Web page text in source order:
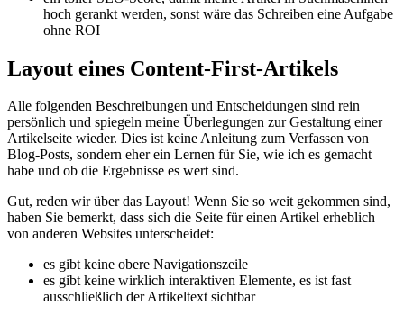
ein minimalistisches Design, das in erster Linie den
geschriebenen Text in den Mittelpunkt stellt
hoch gerankt werden, sonst wäre das Schreiben eine Aufgabe
ohne ROI
Layout eines Content-First-Artikels
Alle folgenden Beschreibungen und Entscheidungen sind rein
persönlich und spiegeln meine Überlegungen zur Gestaltung einer
Artikelseite wieder. Dies ist keine Anleitung zum Verfassen von
Blog-Posts, sondern eher ein Lernen für Sie, wie ich es gemacht
habe und ob die Ergebnisse es wert sind.
haben Sie bemerkt, dass sich die Seite für einen Artikel erheblich
von anderen Websites unterscheidet: